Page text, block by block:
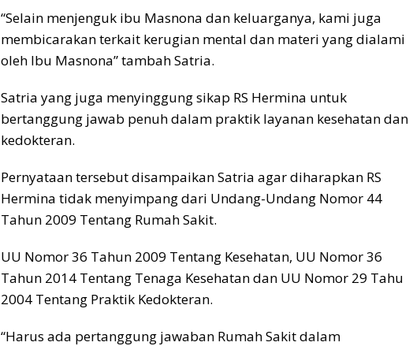
“Selain menjenguk ibu Masnona dan keluarganya, kami juga
membicarakan terkait kerugian mental dan materi yang dialami
oleh Ibu Masnona” tambah Satria.
Satria yang juga menyinggung sikap RS Hermina untuk
bertanggung jawab penuh dalam praktik layanan kesehatan dan
kedokteran.
Pernyataan tersebut disampaikan Satria agar diharapkan RS
Hermina tidak menyimpang dari Undang-Undang Nomor 44
Tahun 2009 Tentang Rumah Sakit.
UU Nomor 36 Tahun 2009 Tentang Kesehatan, UU Nomor 36
Tahun 2014 Tentang Tenaga Kesehatan dan UU Nomor 29 Tahu
2004 Tentang Praktik Kedokteran.
“Harus ada pertanggung jawaban Rumah Sakit dalam